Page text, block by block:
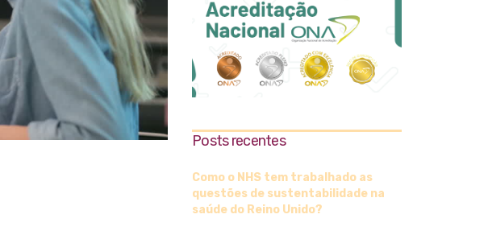
Posts recentes
Como o NHS tem trabalhado as
questões de sustentabilidade na
saúde do Reino Unido?